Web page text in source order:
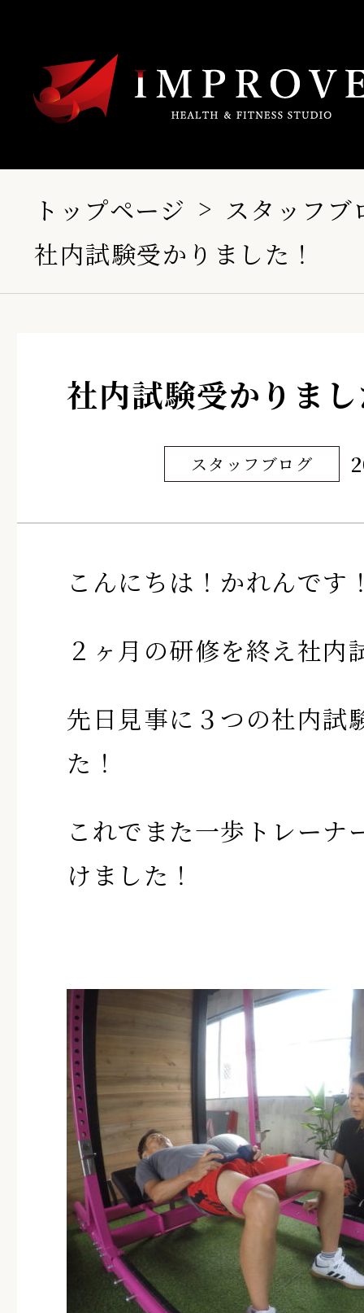
トップページ
スタッフブ
社内試験受かりました！
社内試験受かりま
スタッフブログ
こんにちは！かれんです
２ヶ月の研修を終え社内
先日見事に３つの社内試
た！
これでまた一歩トレーナ
けました！